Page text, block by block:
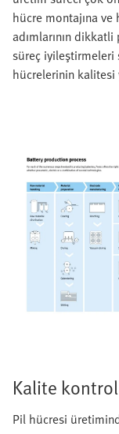
hücre montajına
adımlarının
süreç
hücrelerinin kalitesi
Kalite kontrol
Pil hücresi